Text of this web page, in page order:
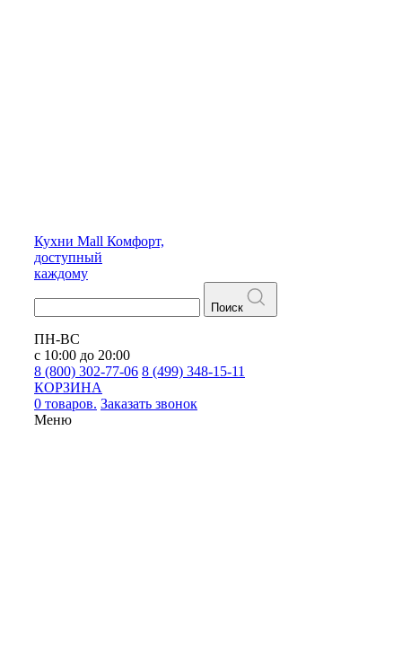
Кухни Mall Комфорт,
доступный
каждому
Поиск
ПН-ВС
с 10:00 до 20:00
8 (800) 302-77-06 8 (499) 348-15-11
КОРЗИНА
0 товаров. Заказать звонок
Меню